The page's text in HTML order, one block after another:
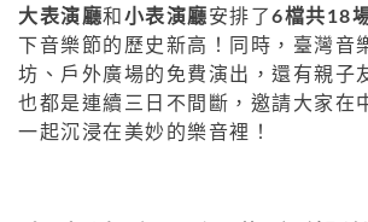
大表演廳和 小表演廳安排了 6檔共18
下音樂節的歷史新高！同時，臺灣音
坊、戶外廣場的免費演出，還有親子
也都是連續三日不間斷，邀請大家在
一起沉浸在美妙的樂音裡！